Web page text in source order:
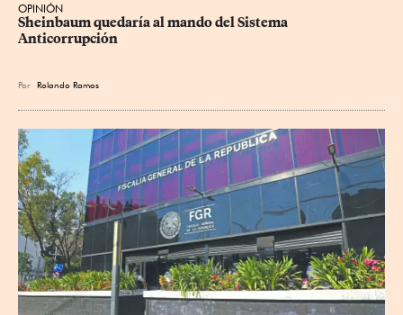
OPINIÓN
Sheinbaum quedaría al mando del Sistema
Anticorrupción
Por Rolando Ramos